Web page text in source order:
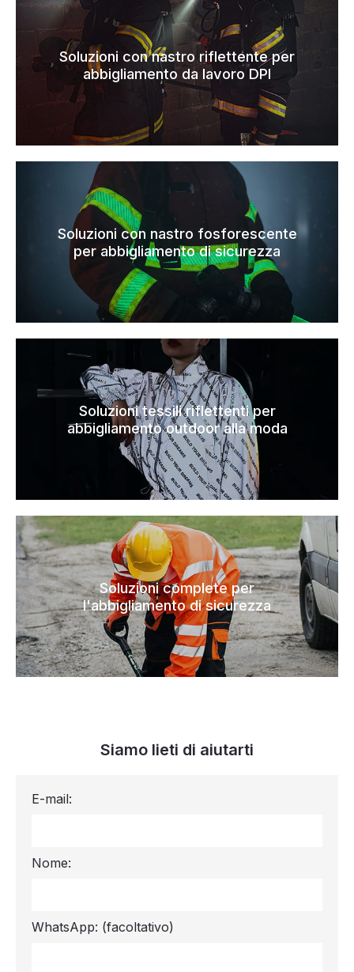
Soluzioni con nastro riflettente per
abbigliamento da lavoro DPI
Soluzioni con nastro fosforescente
per abbigliamento di sicurezza
Soluzioni tessili riflettenti per
abbigliamento outdoor alla moda
Soluzioni complete per
l'abbigliamento di sicurezza
Siamo lieti di aiutarti
E-mail:
Nome:
WhatsApp: (facoltativo)